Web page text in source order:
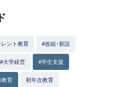
ント教育 #改組・新設
#大学経営 #学生支援
教育 初年次教育